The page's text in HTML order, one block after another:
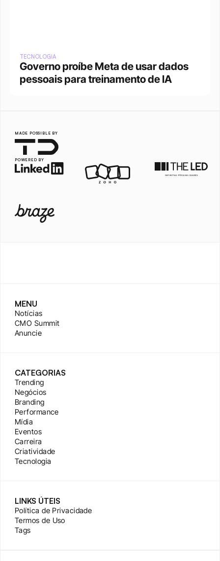
TECNOLOGIA
Governo proíbe Meta de usar dados
pessoais para treinamento de IA
MADE POSSIBLE BY
POWERED BY
MENU
Notícias
CMO Summit
Anuncie
CATEGORIAS
Trending
Negócios
Branding
Performance
Mídia
Eventos
Carreira
Criatividade
Tecnologia
LINKS ÚTEIS
Política de Privacidade
Termos de Uso
Tags